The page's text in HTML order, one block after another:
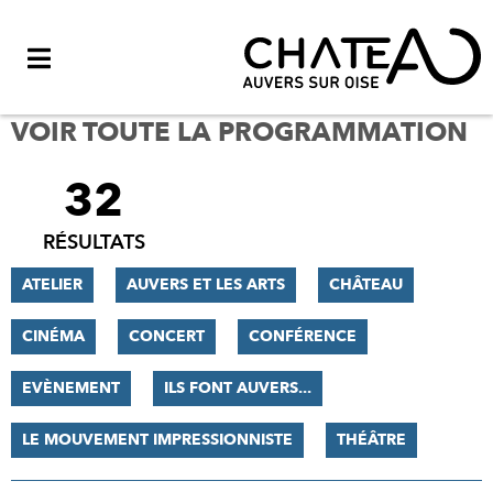
VOIR TOUTE LA PROGRAMMATION
FILTRER
RÉSULTATS
32
RÉSULTATS
ATELIER AUVERS ET LES ARTS CHÂTEAU
CINÉMA CONCERT CONFÉRENCE
EVÈNEMENT ILS FONT AUVERS...
LE MOUVEMENT IMPRESSIONNISTE THÉÂTRE